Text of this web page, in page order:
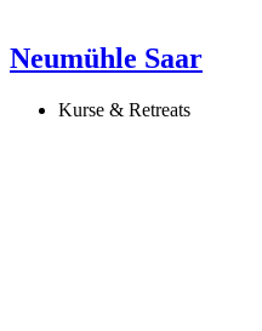
Neumühle Saar
Kurse & Retreats